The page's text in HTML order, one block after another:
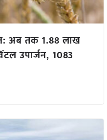
अब तक 1.88 लाख
उपार्जन, 1083